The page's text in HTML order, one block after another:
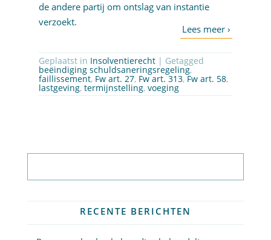
de andere partij om ontslag van instantie
verzoekt.
Geplaatst in Insolventierecht | Getagged
beëindiging schuldsaneringsregeling,
faillissement, Fw art. 27, Fw art. 313, Fw art. 58,
lastgeving, termijnstelling, voeging
RECENTE BERICHTEN